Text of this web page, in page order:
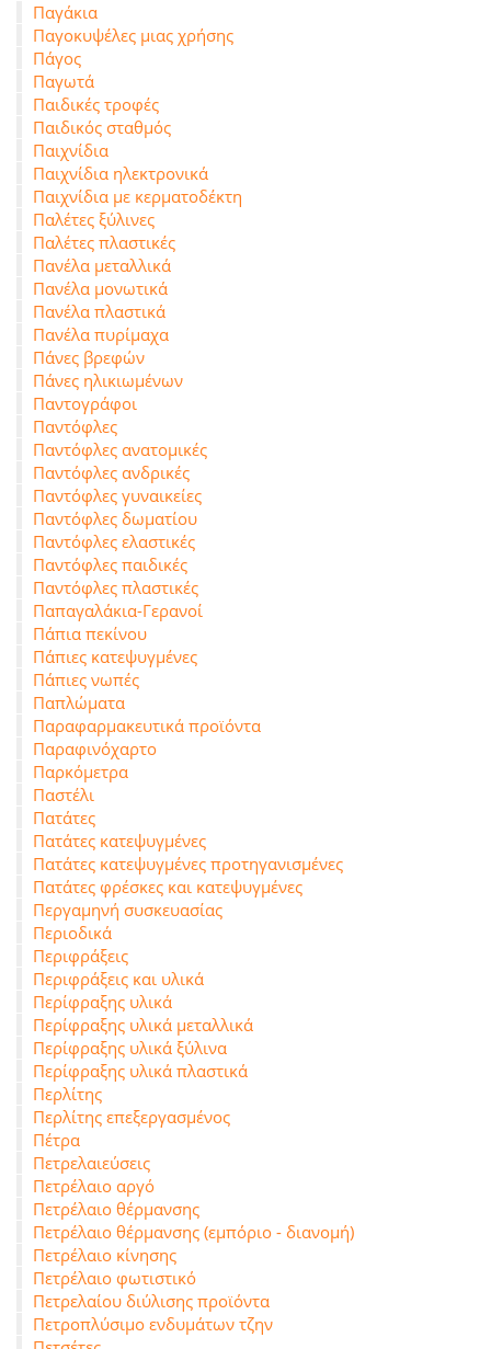
Παγάκια
Παγοκυψέλες μιας χρήσης
Πάγος
Παγωτά
Παιδικές τροφές
Παιδικός σταθμός
Παιχνίδια
Παιχνίδια ηλεκτρονικά
Παιχνίδια με κερματοδέκτη
Παλέτες ξύλινες
Παλέτες πλαστικές
Πανέλα μεταλλικά
Πανέλα μονωτικά
Πανέλα πλαστικά
Πανέλα πυρίμαχα
Πάνες βρεφών
Πάνες ηλικιωμένων
Παντογράφοι
Παντόφλες
Παντόφλες ανατομικές
Παντόφλες ανδρικές
Παντόφλες γυναικείες
Παντόφλες δωματίου
Παντόφλες ελαστικές
Παντόφλες παιδικές
Παντόφλες πλαστικές
Παπαγαλάκια-Γερανοί
Πάπια πεκίνου
Πάπιες κατεψυγμένες
Πάπιες νωπές
Παπλώματα
Παραφαρμακευτικά προϊόντα
Παραφινόχαρτο
Παρκόμετρα
Παστέλι
Πατάτες
Πατάτες κατεψυγμένες
Πατάτες κατεψυγμένες προτηγανισμένες
Πατάτες φρέσκες και κατεψυγμένες
Περγαμηνή συσκευασίας
Περιοδικά
Περιφράξεις
Περιφράξεις και υλικά
Περίφραξης υλικά
Περίφραξης υλικά μεταλλικά
Περίφραξης υλικά ξύλινα
Περίφραξης υλικά πλαστικά
Περλίτης
Περλίτης επεξεργασμένος
Πέτρα
Πετρελαιεύσεις
Πετρέλαιο αργό
Πετρέλαιο θέρμανσης
Πετρέλαιο θέρμανσης (εμπόριο - διανομή)
Πετρέλαιο κίνησης
Πετρέλαιο φωτιστικό
Πετρελαίου διύλισης προϊόντα
Πετροπλύσιμο ενδυμάτων τζην